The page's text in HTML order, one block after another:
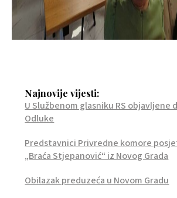
Najnovije vijesti:
U Službenom glasniku RS objavljene
Odluke
Predstavnici Privredne komore
„Braća Stjepanović“ iz Novog Grada
Obilazak preduzeća u Novom Gradu